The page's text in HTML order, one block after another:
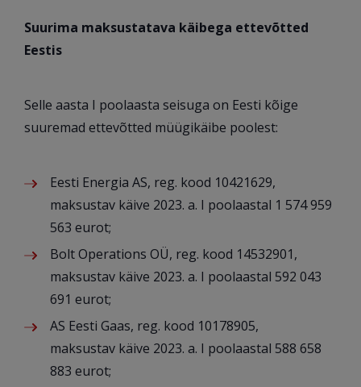
Suurima maksustatava käibega ettevõtted
Eestis
Selle aasta I poolaasta seisuga on Eesti kõige
suuremad ettevõtted müügikäibe poolest:
Eesti Energia AS, reg. kood 10421629,
maksustav käive 2023. a. I poolaastal 1 574 959
563 eurot;
Bolt Operations OÜ, reg. kood 14532901,
maksustav käive 2023. a. I poolaastal 592 043
691 eurot;
AS Eesti Gaas, reg. kood 10178905,
maksustav käive 2023. a. I poolaastal 588 658
883 eurot;